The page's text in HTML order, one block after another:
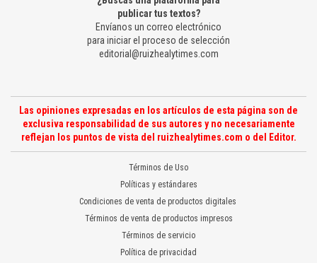
publicar tus textos?
Envíanos un correo electrónico
para iniciar el proceso de selección
editorial@ruizhealytimes.com
Las opiniones expresadas en los artículos de esta página son de
exclusiva responsabilidad de sus autores y no necesariamente
reflejan los puntos de vista del ruizhealytimes.com o del Editor.
Términos de Uso
Políticas y estándares
Condiciones de venta de productos digitales
Términos de venta de productos impresos
Términos de servicio
Política de privacidad